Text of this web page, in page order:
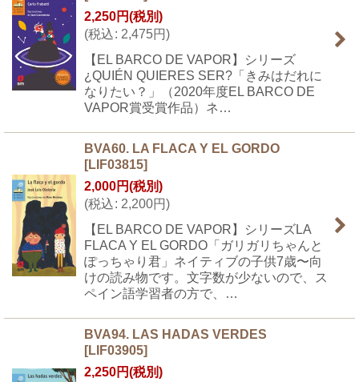
2,250円(税別)
(税込: 2,475円)
【EL BARCO DE VAPOR】シリーズ
¿QUIÉN QUIERES SER?「きみはだれに
なりたい？」（2020年度EL BARCO DE
VAPOR賞受賞作品）ネ…
BVA60. LA FLACA Y EL GORDO
[LIF03815]
2,000円(税別)
(税込: 2,200円)
【EL BARCO DE VAPOR】シリーズLA
FLACA Y EL GORDO「ガリガリちゃんと
ぽっちゃり君」ネイティブの子供7歳〜向
けの読み物です。文字数が少ないので、ス
ペイン語学習者の方で、…
BVA94. LAS HADAS VERDES
[LIF03905]
2,250円(税別)